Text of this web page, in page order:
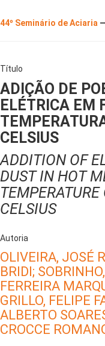
44º Seminário de Aciaria —
Título
ADIÇÃO DE
ELÉTRICA EM
CELSIUS
ADDITION OF
DUST IN HOT
CELSIUS
Autoria
OLIVEIRA, JOSÉ
BRIDI;
FERREIRA
GRILLO, FELIPE
ALBERTO
CROCCE